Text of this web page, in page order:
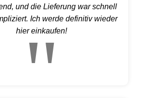
und die Lieferung war schnell
Ich werde definitiv wieder
hier einkaufen!